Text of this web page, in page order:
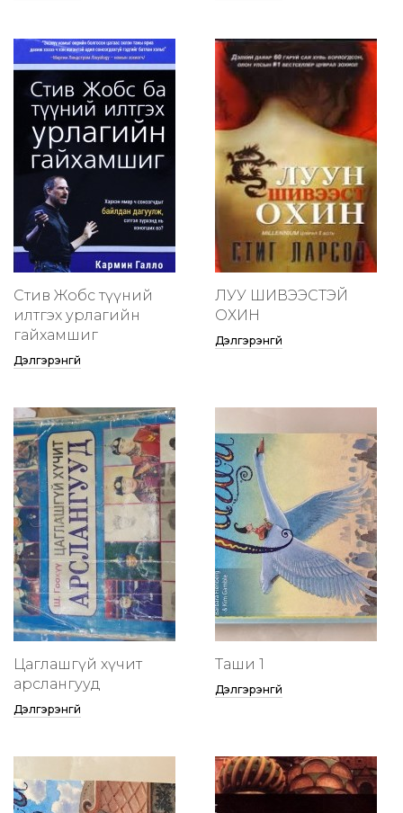
Стив Жобс түүний
илтгэх урлагийн
гайхамшиг
Дэлгэрэнгүй
ЛУУ ШИВЭЭСТЭЙ
ОХИН
Дэлгэрэнгүй
Цаглашгүй хүчит
арслангууд
Дэлгэрэнгүй
Таши 1
Дэлгэрэнгүй